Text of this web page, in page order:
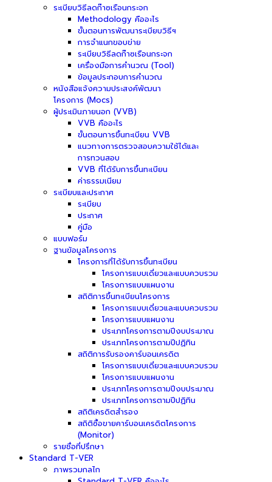
ระเบียบวิธีลดก๊าซเรือนกระจก
Methodology คืออะไร
ขั้นตอนการพัฒนาระเบียบวิธีฯ
การจำแนกขอบข่าย
ระเบียบวิธีลดก๊าซเรือนกระจก
เครื่องมือการคำนวณ (Tool)
ข้อมูลประกอบการคำนวณ
หนังสือแจ้งความประสงค์พัฒนา
โครงการ (Mocs)
ผู้ประเมินภายนอก (VVB)
VVB คืออะไร
ขั้นตอนการขึ้นทะเบียน VVB
แนวทางการตรวจสอบความใช้ได้และ
การทวนสอบ
VVB ที่ได้รับการขึ้นทะเบียน
ค่าธรรมเนียม
ระเบียบและประกาศ
ระเบียบ
ประกาศ
คู่มือ
แบบฟอร์ม
ฐานข้อมูลโครงการ
โครงการที่ได้รับการขึ้นทะเบียน
โครงการแบบเดี่ยวและแบบควบรวม
โครงการแบบแผนงาน
สถิติการขึ้นทะเบียนโครงการ
โครงการแบบเดี่ยวและแบบควบรวม
โครงการแบบแผนงาน
ประเภทโครงการตามปีงบประมาณ
ประเภทโครงการตามปีปฏิทิน
สถิติการรับรองคาร์บอนเครดิต
โครงการแบบเดี่ยวและแบบควบรวม
โครงการแบบแผนงาน
ประเภทโครงการตามปีงบประมาณ
ประเภทโครงการตามปีปฏิทิน
สถิติเครดิตสำรอง
สถิติซื้อขายคาร์บอนเครดิตโครงการ
(Monitor)
รายชื่อที่ปรึกษา
Standard T-VER
ภาพรวมกลไก